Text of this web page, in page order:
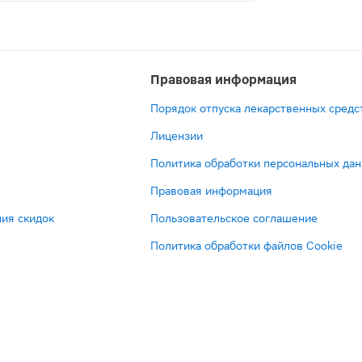
скидок
Правовая информация
Порядок отпуска лекарственных
Лицензии
Политика обработки персональных
Правовая информация
Пользовательское соглашение
Политика обработки файлов Cookie